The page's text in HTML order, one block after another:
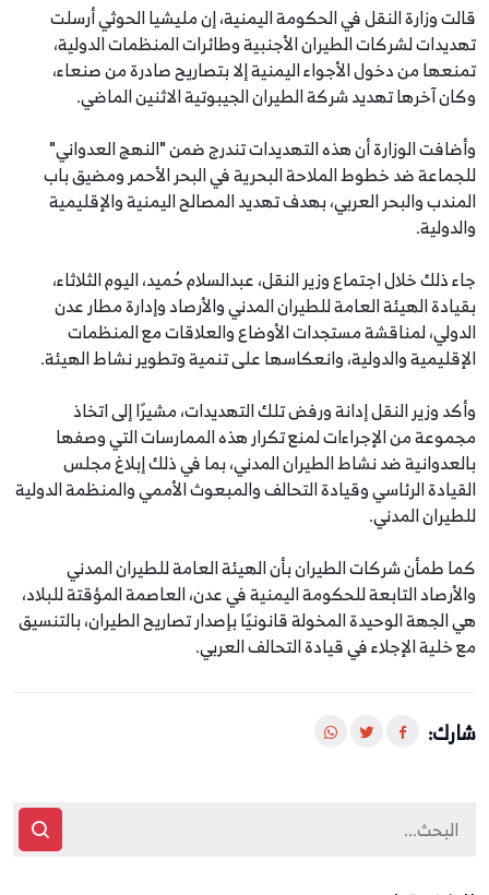
قالت وزارة النقل في الحكومة اليمنية، إن مليشيا الحوثي أرسلت
تهديدات لشركات الطيران الأجنبية وطائرات المنظمات الدولية،
تمنعها من دخول الأجواء اليمنية إلا بتصاريح صادرة من صنعاء،
وكان آخرها تهديد شركة الطيران الجيبوتية الاثنين الماضي.
وأضافت الوزارة أن هذه التهديدات تندرج ضمن "النهج العدواني"
للجماعة ضد خطوط الملاحة البحرية في البحر الأحمر ومضيق باب
المندب والبحر العربي، بهدف تهديد المصالح اليمنية والإقليمية
والدولية.
جاء ذلك خلال اجتماع وزير النقل، عبدالسلام حُميد، اليوم الثلاثاء،
بقيادة الهيئة العامة للطيران المدني والأرصاد وإدارة مطار عدن
الدولي، لمناقشة مستجدات الأوضاع والعلاقات مع المنظمات
الإقليمية والدولية، وانعكاسها على تنمية وتطوير نشاط الهيئة.
وأكد وزير النقل إدانة ورفض تلك التهديدات، مشيرًا إلى اتخاذ
مجموعة من الإجراءات لمنع تكرار هذه الممارسات التي وصفها
بالعدوانية ضد نشاط الطيران المدني، بما في ذلك إبلاغ مجلس
القيادة الرئاسي وقيادة التحالف والمبعوث الأممي والمنظمة الدولية
للطيران المدني.
كما طمأن شركات الطيران بأن الهيئة العامة للطيران المدني
والأرصاد التابعة للحكومة اليمنية في عدن، العاصمة المؤقتة للبلاد،
هي الجهة الوحيدة المخولة قانونيًا بإصدار تصاريح الطيران، بالتنسيق
مع خلية الإجلاء في قيادة التحالف العربي.
شارك: